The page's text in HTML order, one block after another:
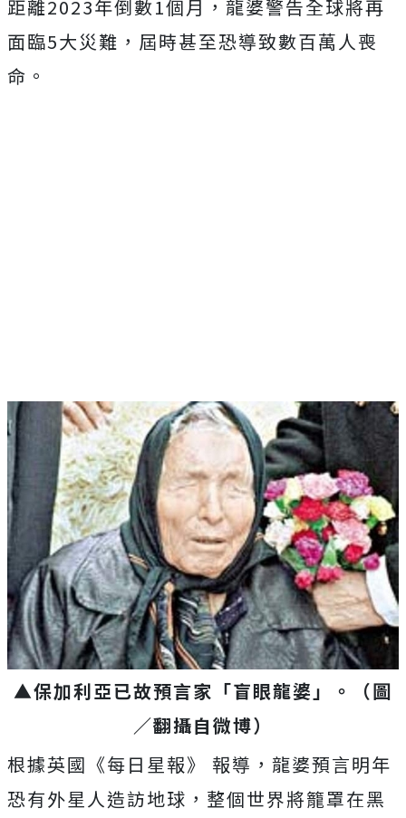
距離2023年倒數1個月，龍婆警告全球將再
面臨5大災難，屆時甚至恐導致數百萬人喪
命。
▲保加利亞已故預言家「盲眼龍婆」。（圖
／翻攝自微博）
根據英國《每日星報》 報導，龍婆預言明年
恐有外星人造訪地球，整個世界將籠罩在黑